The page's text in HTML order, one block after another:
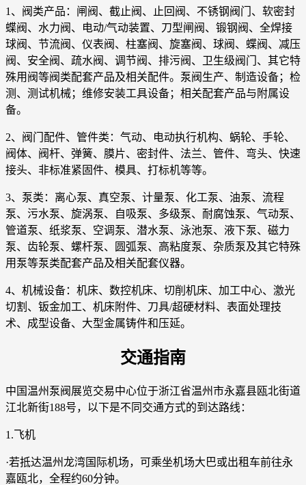
1、阀类产品：闸阀、截止阀、止回阀、不锈钢阀门、软密封
蝶阀、水力阀、电动/气动装置、刀型闸阀、锻钢阀、全焊接
球阀、节流阀、仪表阀、柱塞阀、旋塞阀、球阀、蝶阀、减压
阀、安全阀、疏水阀、调节阀、排污阀、卫生级阀门、其它特
殊用阀等阀类配套产品及相关配件。泵阀生产、制造设备；检
测、测试机械；维修安装工具设备；相关配套产品与附属设
备。
2、阀门配件、管件类：气动、电动执行机构、蜗轮、手轮、
阀体、阀杆、弹簧、膜片、密封件、法兰、管件、弯头、快速
接头、非标准紧固件、模具、打标机等等。
3、泵类：离心泵、真空泵、计量泵、化工泵、油泵、流程
泵、污水泵、旋涡泵、自吸泵、多级泵、耐腐蚀泵、气动泵、
管道泵、纸浆泵、空调泵、潜水泵、泳池泵、液下泵、磁力
泵、齿轮泵、螺杆泵、圆弧泵、高粘度泵、杂质泵及其它特殊
用泵等泵类配套产品及相关配套仪器。
4、机械设备：机床、数控机床、切削机床、加工中心、激光
切割、钣金加工、机床附件、刀具/超硬材料、表面处理技
术、成型设备、大型金属铸件和压延。
交通指南
中国温州泵阀展览交易中心位于浙江省温州市永嘉县瓯北街道
江北新街188号，以下是不同交通方式的到达路线：
1.飞机
·若抵达温州龙湾国际机场，可乘坐机场大巴或出租车前往永
嘉瓯北，全程约60分钟。